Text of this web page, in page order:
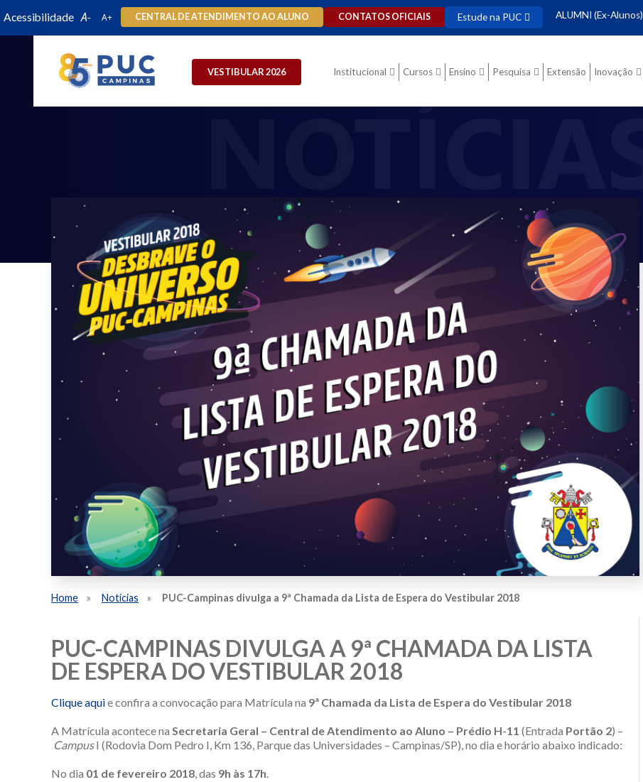
Acessibilidade CENTRAL DE ATENDIMENTO AO ALUNO CONTATOS OFICIAIS Estude na PUC ALUMNI (Ex-Alunos)
VESTIBULAR 2026 Institucional Cursos Ensino Pesquisa Extensão Inovação
Home Notícias PUC-Campinas divulga a 9ª Chamada da Lista de Espera do Vestibular 2018
PUC-CAMPINAS DIVULGA A 9ª CHAMADA DA LISTA
DE ESPERA DO VESTIBULAR 2018
Clique aquie confira a convocação para Matrícula na 9ª Chamada da Lista de Espera do Vestibular 2018
A Matrícula acontece na Secretaria Geral – Central de Atendimento ao Aluno – Prédio H-11 (Entrada Portão 2) –
CampusI (Rodovia Dom Pedro I, Km 136, Parque das Universidades – Campinas/SP), no dia e horário abaixo indicado:
No dia 01 de fevereiro 2018 , das 9h às 17h